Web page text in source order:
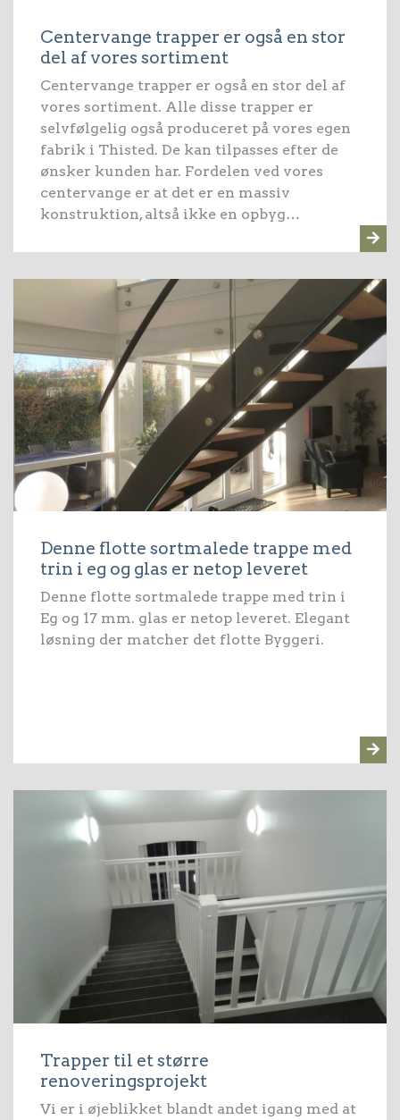
Centervange trapper er også en stor
del af vores sortiment
Centervange trapper er også en stor del af
vores sortiment. Alle disse trapper er
selvfølgelig også produceret på vores egen
fabrik i Thisted. De kan tilpasses efter de
ønsker kunden har. Fordelen ved vores
centervange er at det er en massiv
konstruktion, altså ikke en opbyg…
Denne flotte sortmalede trappe med
trin i eg og glas er netop leveret
Denne flotte sortmalede trappe med trin i
Eg og 17 mm. glas er netop leveret. Elegant
løsning der matcher det flotte Byggeri.
Trapper til et større
renoveringsprojekt
Vi er i øjeblikket blandt andet igang med at